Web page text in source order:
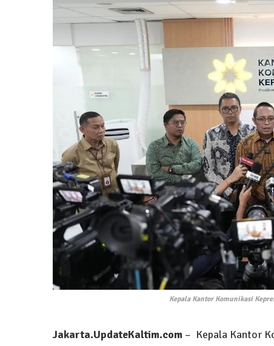
Kepala Kantor Komunikasi
Jakarta.UpdateKaltim.com – Kepala Kantor